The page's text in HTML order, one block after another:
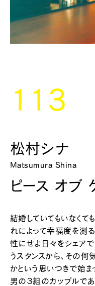
113
松村シナ
Matsumura Shina
ピース オブ
結婚していてもいなくて
れによって幸福度を測
性にせよ日々をシェア
うスタンスから、その
かという思いつきで始ま
男の３組のカップルであ